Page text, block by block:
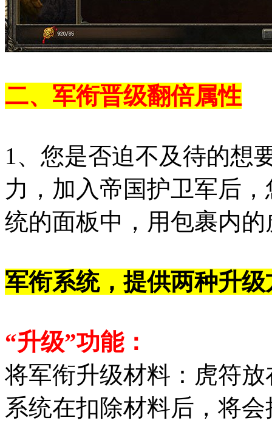
二、军衔晋级翻倍属性
1、您是否迫不及待的想
力，加入帝国护卫军后
统的面板中，用包裹内
军衔系统，提供两种升级
“升级”功能：
将军衔升级材料：虎符
系统在扣除材料后，将